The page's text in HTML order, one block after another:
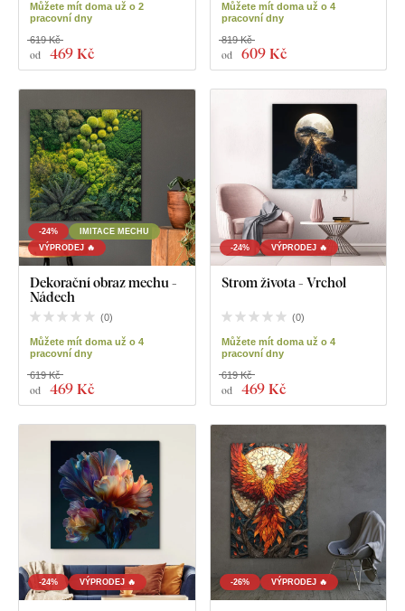
Můžete mít doma už o 2
pracovní dny
od 469 Kč
619 Kč
Můžete mít doma už o 4
pracovní dny
od 609 Kč
819 Kč
-24%
IMITACE MECHU
VÝPRODEJ 🔥
Dekorační obraz mechu -
Nádech
(0)
Můžete mít doma už o 4
pracovní dny
od 469 Kč
619 Kč
-24% VÝPRODEJ 🔥
Strom života - Vrchol
(0)
Můžete mít doma už o 4
pracovní dny
od 469 Kč
619 Kč
-24% VÝPRODEJ 🔥 -26% VÝPRODEJ 🔥